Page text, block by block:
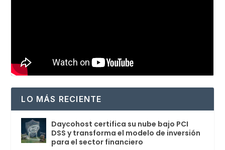
LO MÁS RECIENTE
Daycohost certifica su nube bajo PCI
DSS y transforma el modelo de inversión
para el sector financiero